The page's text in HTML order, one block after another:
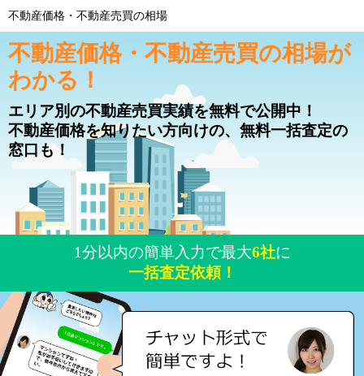
不動産価格・不動産売買の相場
不動産価格・不動産売買の相場が
わかる！
エリア別の不動産売買実績を無料で公開中！
不動産価格を知りたい方向けの、無料一括査定の
窓口も！
1分以内の簡単入力で最大6社に
一括査定依頼！